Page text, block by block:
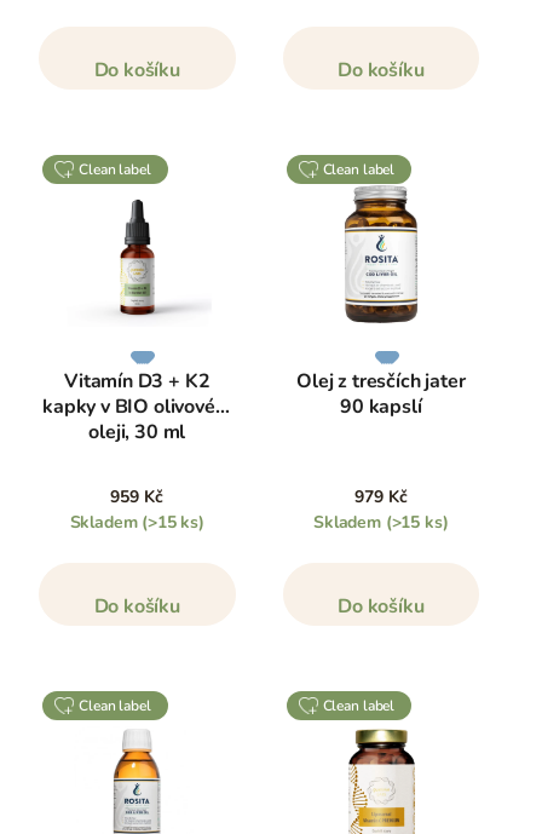
Do košíku Do košíku
clean label
Vitamín D3 + K2
kapky v BIO olivovém
oleji, 30 ml
959 Kč
Skladem (>15 ks)
Do košíku
clean label
Olej z tresčích jater
90 kapslí
979 Kč
Skladem (>15 ks)
Do košíku
clean label clean label